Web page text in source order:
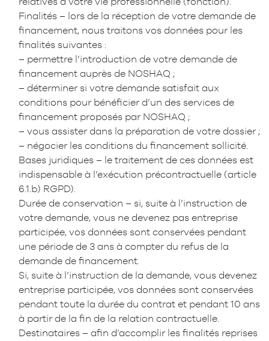
Finalités – lors de la réception de votre demande de
financement, nous traitons vos données pour les
finalités suivantes :
– permettre l’introduction de votre demande de
financement auprès de NOSHAQ ;
– déterminer si votre demande satisfait aux
conditions pour bénéficier d’un des services de
financement proposés par NOSHAQ ;
– vous assister dans la préparation de votre dossier ;
– négocier les conditions du financement sollicité.
Bases juridiques – le traitement de ces données est
indispensable à l’exécution précontractuelle (article
6.1.b) RGPD).
Durée de conservation – si, suite à l’instruction de
votre demande, vous ne devenez pas entreprise
participée, vos données sont conservées pendant
une période de 3 ans à compter du refus de la
demande de financement.
Si, suite à l’instruction de la demande, vous devenez
entreprise participée, vos données sont conservées
pendant toute la durée du contrat et pendant 10 ans
à partir de la fin de la relation contractuelle.
Destinataires – afin d’accomplir les finalités reprises